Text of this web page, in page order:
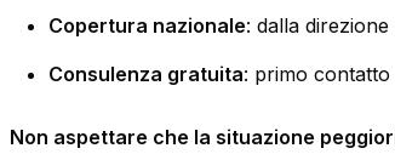
Copertura nazionale: dalla
Consulenza gratuita: primo contatto
Non aspettare che la situazione